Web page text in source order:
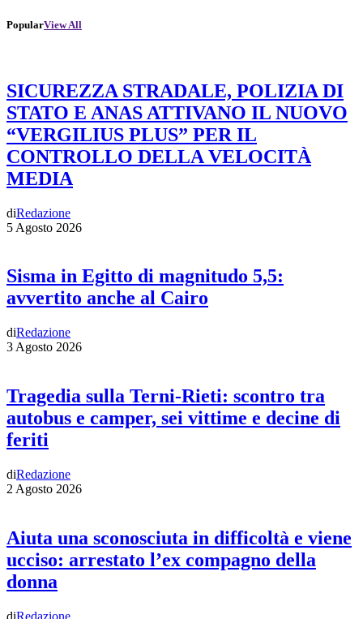
PopularView All
SICUREZZA STRADALE, POLIZIA DI
STATO E ANAS ATTIVANO IL NUOVO
“VERGILIUS PLUS” PER IL
CONTROLLO DELLA VELOCITÀ
MEDIA
diRedazione
5 Agosto 2026
Sisma in Egitto di magnitudo 5,5:
avvertito anche al Cairo
diRedazione
3 Agosto 2026
Tragedia sulla Terni-Rieti: scontro tra
autobus e camper, sei vittime e decine di
feriti
diRedazione
2 Agosto 2026
Aiuta una sconosciuta in difficoltà e viene
ucciso: arrestato l’ex compagno della
donna
diRedazione